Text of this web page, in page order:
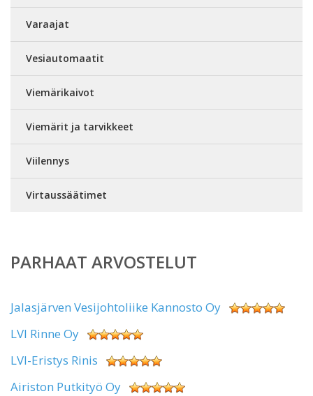
Varaajat
Vesiautomaatit
Viemärikaivot
Viemärit ja tarvikkeet
Viilennys
Virtaussäätimet
PARHAAT ARVOSTELUT
Jalasjärven Vesijohtoliike Kannosto Oy
LVI Rinne Oy
LVI-Eristys Rinis
Airiston Putkityö Oy